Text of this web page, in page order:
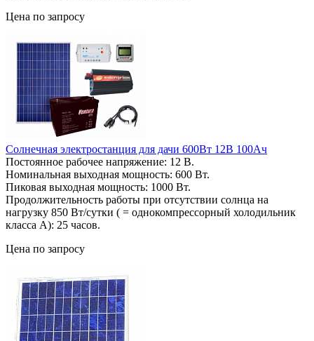
Цена по запросу
Солнечная электростанция для дачи 600Вт 12В 100Ач
Постоянное рабочее напряжение: 12 В.
Номинальная выходная мощность: 600 Вт.
Пиковая выходная мощность: 1000 Вт.
Продолжительность работы при отсутствии солнца на
нагрузку 850 Вт/сутки ( = однокомпрессорный холодильник
класса А): 25 часов.
Цена по запросу